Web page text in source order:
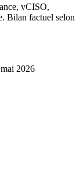
vCISO,
Bilan factuel selon
2026